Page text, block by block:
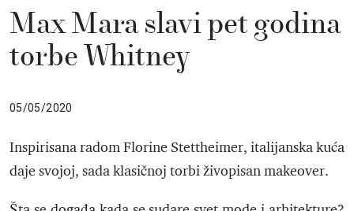
Max Mara slavi pet godina
torbe Whitney
05/05/2020
Inspirisana radom Florine Stettheimer, italijanska kuća
daje svojoj, sada klasičnoj torbi živopisan makeover.